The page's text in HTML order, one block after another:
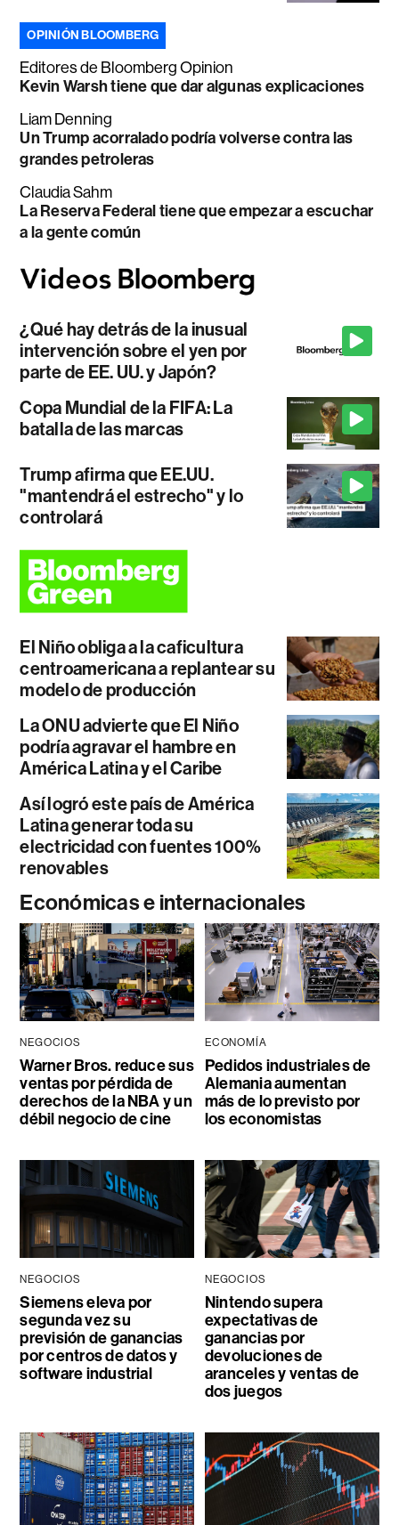
OPINIÓN BLOOMBERG
Editores de Bloomberg Opinion
Kevin Warsh tiene que dar algunas explicaciones
Liam Denning
Un Trump acorralado podría volverse contra las
grandes petroleras
Claudia Sahm
La Reserva Federal tiene que empezar a escuchar
a la gente común
¿Qué hay detrás de la inusual
intervención sobre el yen por
parte de EE. UU. y Japón?
Copa Mundial de la FIFA: La
batalla de las marcas
Trump afirma que EE.UU.
"mantendrá el estrecho" y lo
controlará
El Niño obliga a la caficultura
centroamericana a replantear su
modelo de producción
La ONU advierte que El Niño
podría agravar el hambre en
América Latina y el Caribe
Así logró este país de América
Latina generar toda su
electricidad con fuentes 100%
renovables
Económicas e internacionales
NEGOCIOS
Warner Bros. reduce sus
ventas por pérdida de
derechos de la NBA y un
débil negocio de cine
ECONOMÍA
Pedidos industriales de
Alemania aumentan
más de lo previsto por
los economistas
NEGOCIOS
Siemens eleva por
segunda vez su
previsión de ganancias
por centros de datos y
software industrial
NEGOCIOS
Nintendo supera
expectativas de
ganancias por
devoluciones de
aranceles y ventas de
dos juegos